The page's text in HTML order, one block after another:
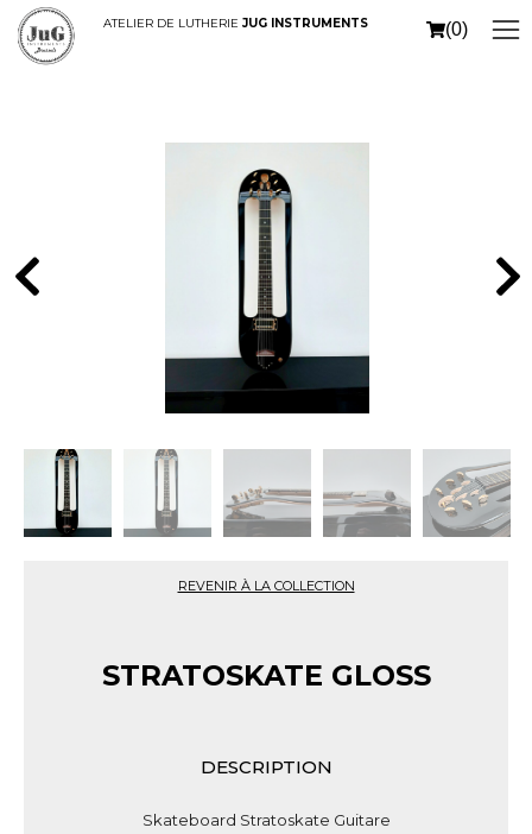
ATELIER DE LUTHERIEJUG INSTRUMENTS (0)
REVENIR À LA COLLECTION
STRATOSKATE GLOSS
DESCRIPTION
Skateboard Stratoskate Guitare